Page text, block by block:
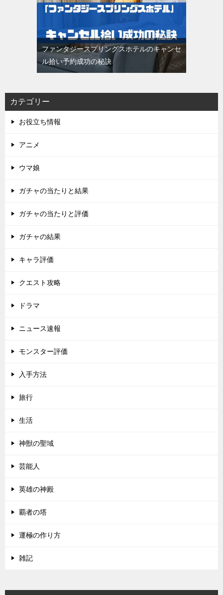
ファンタジースプリングスホテルのキャンセ
ル拾い予約成功の秘訣
カテゴリー
お役立ち情報
アニメ
ウマ娘
ガチャの当たりと結果
ガチャの当たりと評価
ガチャの結果
キャラ評価
クエスト攻略
ドラマ
ニュース速報
モンスター評価
入手方法
旅行
生活
神獣の聖域
芸能人
英雄の神殿
覇者の塔
運極の作り方
雑記